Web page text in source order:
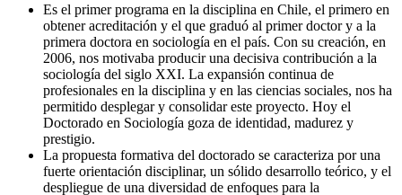
Es el primer programa en la disciplina en Chile, el primero en
obtener acreditación y el que graduó al primer doctor y a la
primera doctora en sociología en el país. Con su creación, en
2006, nos motivaba producir una decisiva contribución a la
sociología del siglo XXI. La expansión continua de
profesionales en la disciplina y en las ciencias sociales, nos ha
permitido desplegar y consolidar este proyecto. Hoy el
Doctorado en Sociología goza de identidad, madurez y
prestigio.
La propuesta formativa del doctorado se caracteriza por una
fuerte orientación disciplinar, un sólido desarrollo teórico, y el
despliegue de una diversidad de enfoques para la